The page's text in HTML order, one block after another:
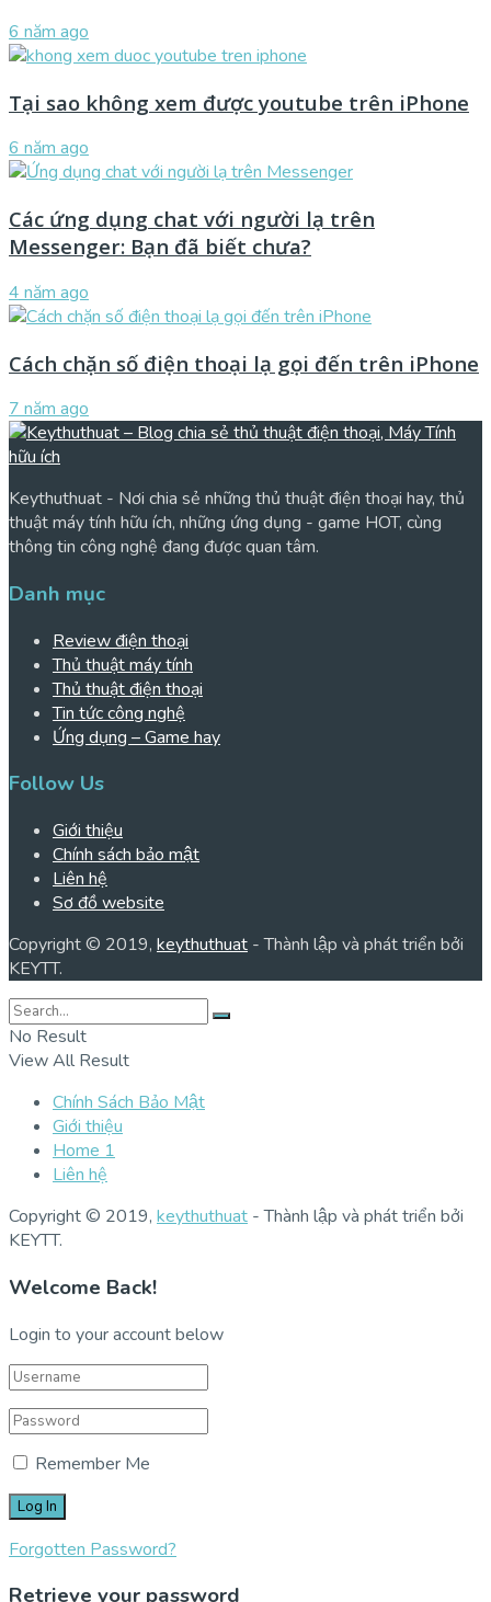
6 năm ago
Tại sao không xem được youtube trên iPhone
6 năm ago
Các ứng dụng chat với người lạ trên
Messenger: Bạn đã biết chưa?
4 năm ago
Cách chặn số điện thoại lạ gọi đến trên iPhone
7 năm ago
Keythuthuat - Nơi chia sẻ những thủ thuật điện thoại hay, thủ
thuật máy tính hữu ích, những ứng dụng - game HOT, cùng
thông tin công nghệ đang được quan tâm.
Danh mục
Review điện thoại
Thủ thuật máy tính
Thủ thuật điện thoại
Tin tức công nghệ
Ứng dụng – Game hay
Follow Us
Giới thiệu
Chính sách bảo mật
Liên hệ
Sơ đồ website
Copyright © 2019, keythuthuat - Thành lập và phát triển bởi
KEYTT.
No Result
View All Result
Chính Sách Bảo Mật
Giới thiệu
Home 1
Liên hệ
Copyright © 2019, keythuthuat - Thành lập và phát triển bởi
KEYTT.
Welcome Back!
Login to your account below
Remember Me
Forgotten Password?
Retrieve your password